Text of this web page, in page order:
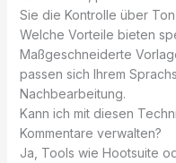
Sie die Kontrolle über Ton
Welche Vorteile bieten
Maßgeschneiderte
passen sich Ihrem
Nachbearbeitung.
Kann ich mit diesen
Kommentare verwalten?
Ja, Tools wie Hootsuite